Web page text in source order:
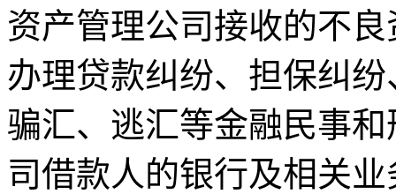
资产管理公司接收的不
办理贷款纠纷、担保纠
骗汇、逃汇等金融民事
司借款人的银行及相关